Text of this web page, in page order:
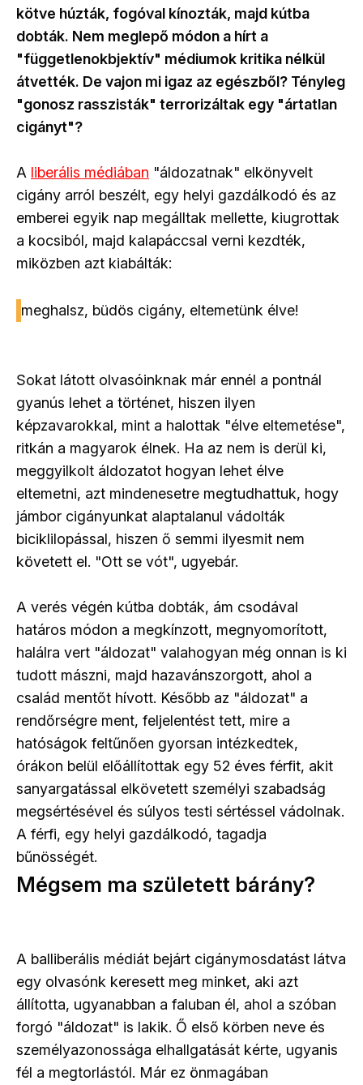
kötve húzták, fogóval kínozták, majd kútba
dobták. Nem meglepő módon a hírt a
"függetlenokbjektív" médiumok kritika nélkül
átvették. De vajon mi igaz az egészből? Tényleg
"gonosz rasszisták" terrorizáltak egy "ártatlan
cigányt"?
A liberális médiában "áldozatnak" elkönyvelt
cigány arról beszélt, egy helyi gazdálkodó és az
emberei egyik nap megálltak mellette, kiugrottak
a kocsiból, majd kalapáccsal verni kezdték,
miközben azt kiabálták:
meghalsz, büdös cigány, eltemetünk élve!
Sokat látott olvasóinknak már ennél a pontnál
gyanús lehet a történet, hiszen ilyen
képzavarokkal, mint a halottak "élve eltemetése",
ritkán a magyarok élnek. Ha az nem is derül ki,
meggyilkolt áldozatot hogyan lehet élve
eltemetni, azt mindenesetre megtudhattuk, hogy
jámbor cigányunkat alaptalanul vádolták
biciklilopással, hiszen ő semmi ilyesmit nem
követett el. "Ott se vót", ugyebár.
A verés végén kútba dobták, ám csodával
határos módon a megkínzott, megnyomorított,
halálra vert "áldozat" valahogyan még onnan is ki
tudott mászni, majd hazavánszorgott, ahol a
család mentőt hívott. Később az "áldozat" a
rendőrségre ment, feljelentést tett, mire a
hatóságok feltűnően gyorsan intézkedtek,
órákon belül előállítottak egy 52 éves férfit, akit
sanyargatással elkövetett személyi szabadság
megsértésével és súlyos testi sértéssel vádolnak.
A férfi, egy helyi gazdálkodó, tagadja
bűnösségét.
Mégsem ma született bárány?
A balliberális médiát bejárt cigánymosdatást látva
egy olvasónk keresett meg minket, aki azt
állította, ugyanabban a faluban él, ahol a szóban
forgó "áldozat" is lakik. Ő első körben neve és
személyazonossága elhallgatását kérte, ugyanis
fél a megtorlástól. Már ez önmagában